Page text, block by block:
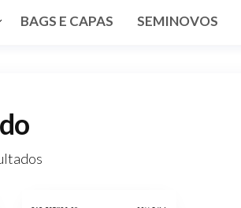
BAGS E CAPAS SEMINOVOS